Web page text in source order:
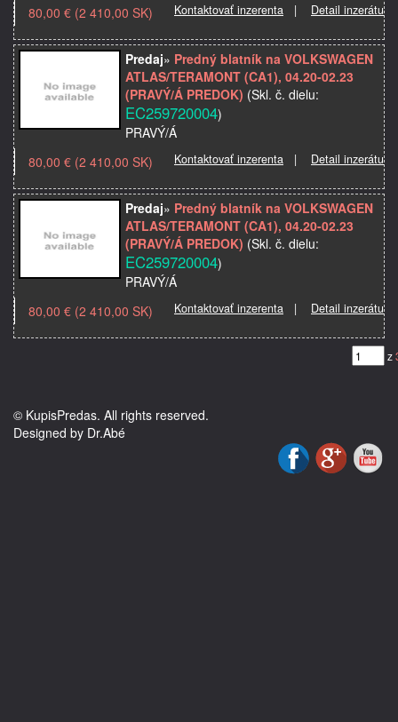
Značka: VOLKSWAGEN
Model použitia:
Informácia:
Kvalita: Základná náhrada
Materiál: oceľ
Miesto montáže: predný
Názov dielu: Predný blatník
OE:…
Kontaktovať inzerenta | Detail inzerátu
80,00 € (2 410,00 SK)
Predaj» Predný blatník na VOLKSWAGEN
ATLAS/TERAMONT (CA1), 04.20-02.23
(PRAVÝ/Á PREDOK) (Skl. č. dielu:
EC259720004)
PRAVÝ/Á
Značka: VOLKSWAGEN
Model použitia:
Informácia:
Kvalita: Základná náhrada
Materiál: oceľ
Miesto montáže: predný
Názov dielu: Predný blatník
OE…
Kontaktovať inzerenta | Detail inzerátu
80,00 € (2 410,00 SK)
Predaj» Predný blatník na VOLKSWAGEN
ATLAS/TERAMONT (CA1), 04.20-02.23
(PRAVÝ/Á PREDOK) (Skl. č. dielu:
EC259720004)
PRAVÝ/Á
Značka: VOLKSWAGEN
Model použitia:
Názov dielu: Predný blatník
Kontaktovať inzerenta | Detail inzerátu
80,00 € (2 410,00 SK)
z
© KupisPredas. All rights reserved.
Designed by Dr.Abé